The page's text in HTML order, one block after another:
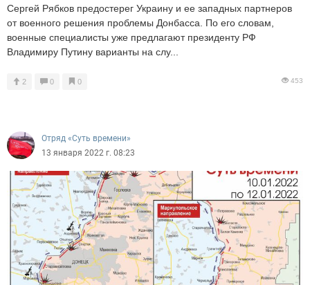
Сергей Рябков предостерег Украину и ее западных партнеров
от военного решения проблемы Донбасса. По его словам,
военные специалисты уже предлагают президенту РФ
Владимиру Путину варианты на слу...
2 0 0 453
Отряд «Суть времени»
13 января 2022 г. 08:23